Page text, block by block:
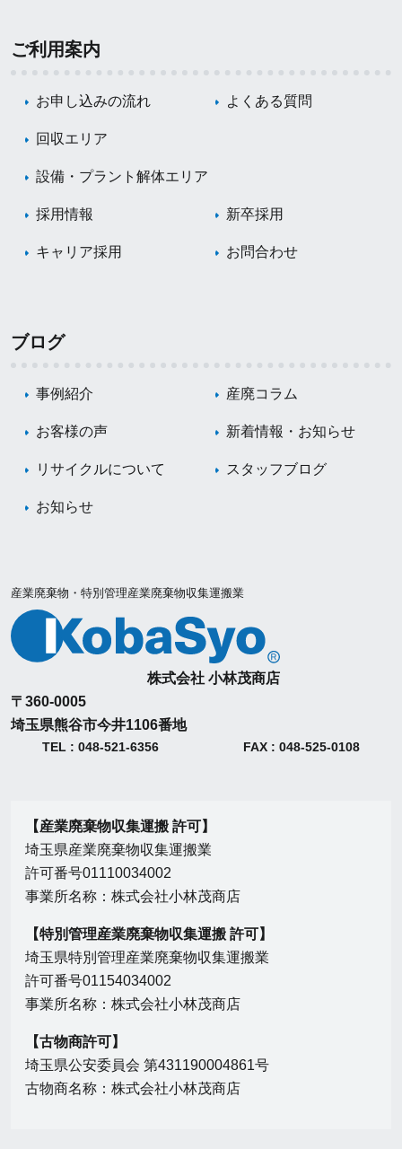
ご利用案内
お申し込みの流れ よくある質問
回収エリア
設備・プラント解体エリア
採用情報 新卒採用
キャリア採用 お問合わせ
ブログ
事例紹介 産廃コラム
お客様の声 新着情報・お知らせ
リサイクルについて スタッフブログ
お知らせ
産業廃棄物・特別管理産業廃棄物収集運搬業
株式会社 小林茂商店
〒360-0005
埼玉県熊谷市今井1106番地
TEL : 048-521-6356 FAX : 048-525-0108
【産業廃棄物収集運搬 許可】
埼玉県産業廃棄物収集運搬業
許可番号01110034002
事業所名称：株式会社小林茂商店
【特別管理産業廃棄物収集運搬 許可】
埼玉県特別管理産業廃棄物収集運搬業
許可番号01154034002
事業所名称：株式会社小林茂商店
【古物商許可】
埼玉県公安委員会 第431190004861号
古物商名称：株式会社小林茂商店